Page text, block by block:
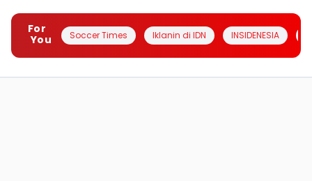
For
You
Soccer Times Iklanin di IDN INSIDENESIA